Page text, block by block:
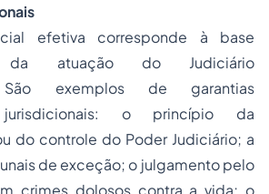
efetiva corresponde à base
da atuação do Judiciário
São exemplos de garantias
jurisdicionais: o princípio da
do controle do Poder Judiciário; a
de exceção; o julgamento pelo
crimes dolosos contra a vida; o